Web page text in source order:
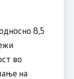
8,5
во
на